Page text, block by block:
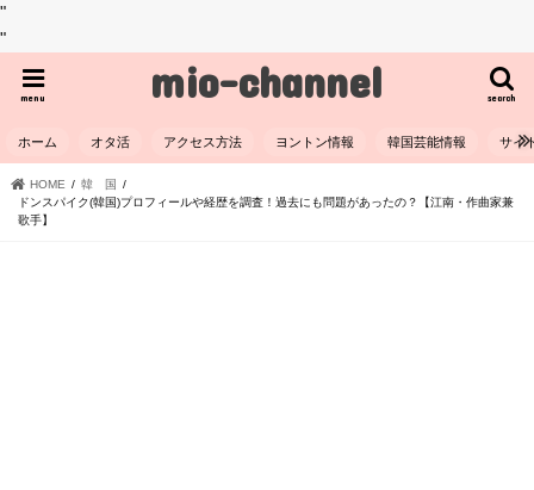
"
"
mio-channel search
menu
ホーム オタ活 アクセス方法 ヨントン情報 韓国芸能情報 サイ
HOME
韓 国
ドンスパイク(韓国)プロフィールや経歴を調査！過去にも問題があったの？【江南・作曲家兼
歌手】